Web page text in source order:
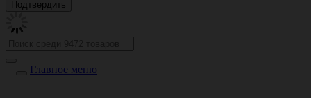
Главное меню